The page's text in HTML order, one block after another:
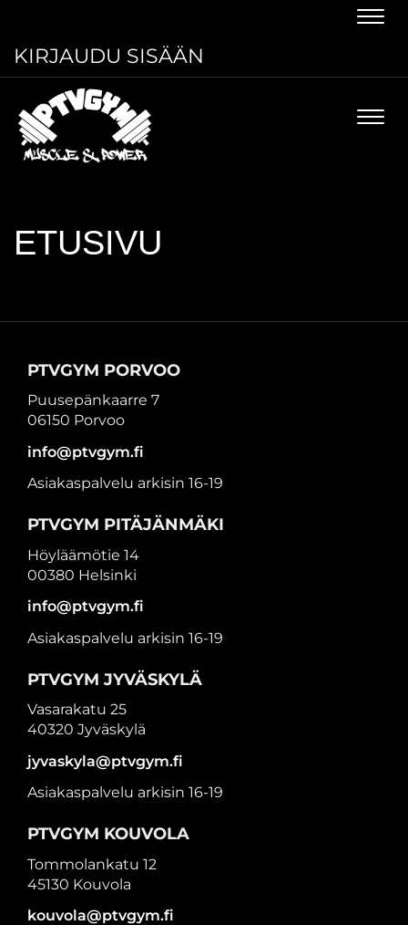
KIRJAUDU SISÄÄN
ETUSIVU
PTVGYM PORVOO
Puusepänkaarre 7
06150 Porvoo
info@ptvgym.fi
Asiakaspalvelu arkisin 16-19
PTVGYM PITÄJÄNMÄKI
Höyläämötie 14
00380 Helsinki
info@ptvgym.fi
Asiakaspalvelu arkisin 16-19
PTVGYM JYVÄSKYLÄ
Vasarakatu 25
40320 Jyväskylä
jyvaskyla@ptvgym.fi
Asiakaspalvelu arkisin 16-19
PTVGYM KOUVOLA
Tommolankatu 12
45130 Kouvola
kouvola@ptvgym.fi